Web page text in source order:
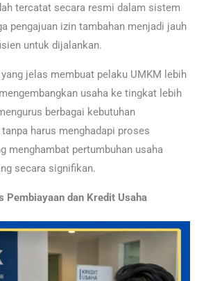
tercatat secara resmi dalam sistem
pengajuan izin tambahan menjadi jauh
untuk dijalankan.
jelas membuat pelaku UMKM lebih
usaha ke tingkat lebih
berbagai kebutuhan
harus menghadapi proses
menghambat pertumbuhan usaha
secara signifikan.
Pembiayaan dan Kredit Usaha